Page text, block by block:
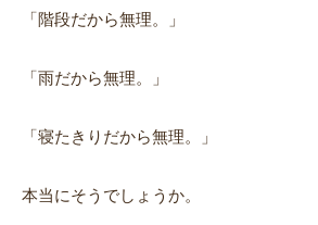
「階段だから無理。」
「雨だから無理。」
「寝たきりだから無理。」
本当にそうでしょうか。